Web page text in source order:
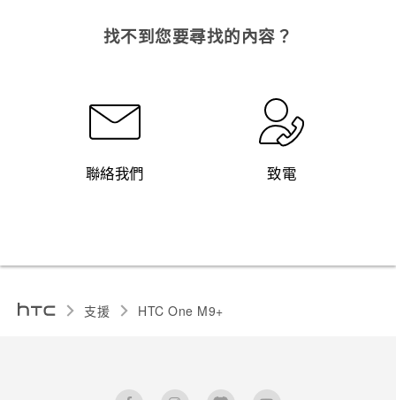
找不到您要尋找的內容？
聯絡我們 致電
支援 HTC One M9+‎